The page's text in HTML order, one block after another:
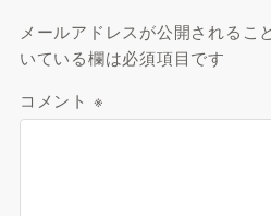
メールアドレスが公開されるこ
いている欄は必須項目です
コメント ※